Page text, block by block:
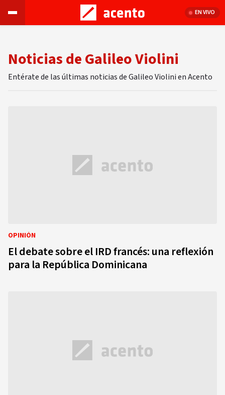
EN VIVO
Noticias de Galileo Violini
Entérate de las últimas noticias de Galileo Violini en Acento
OPINIÓN
El debate sobre el IRD francés: una reflexión
para la República Dominicana